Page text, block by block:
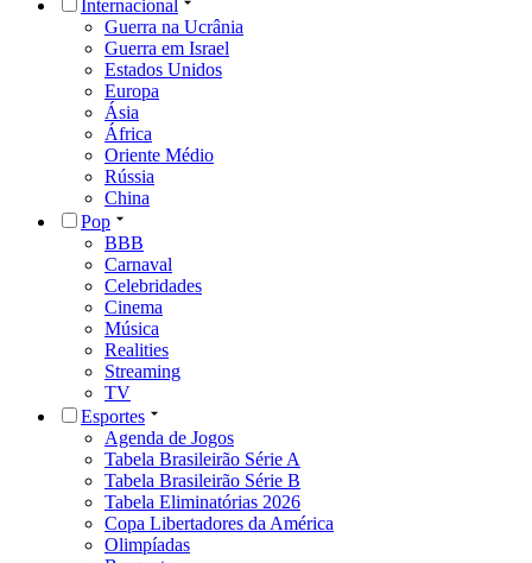
Internacional
Guerra na Ucrânia
Guerra em Israel
Estados Unidos
Europa
Ásia
África
Oriente Médio
Rússia
China
Pop
BBB
Carnaval
Celebridades
Cinema
Música
Realities
Streaming
TV
Esportes
Agenda de Jogos
Tabela Brasileirão Série A
Tabela Brasileirão Série B
Tabela Eliminatórias 2026
Copa Libertadores da América
Olimpíadas